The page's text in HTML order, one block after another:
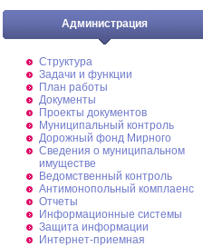
Администрация
Структура
Задачи и функции
План работы
Документы
Проекты документов
Муниципальный контроль
Дорожный фонд Мирного
Cведения о муниципальном
имуществе
Ведомственный контроль
Антимонопольный комплаенс
Отчеты
Информационные системы
Защита информации
Интернет-приемная